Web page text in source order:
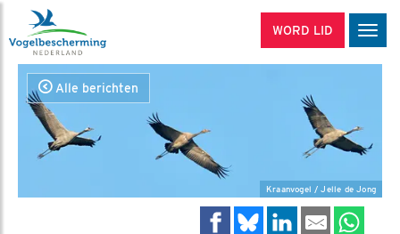
WORD LID
Alle berichten
Kraanvogel / Jelle de Jong